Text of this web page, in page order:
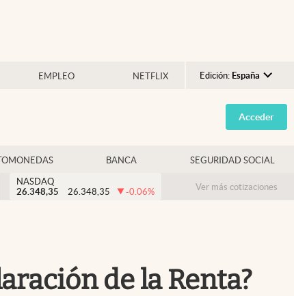
EMPLEO NETFLIX Edición: España
Argentina
España
USA
Colombia
Acceder
BANCA SEGURIDAD SOCIAL
NASDAQ
26.348,35
26.348,35 -0.06% Ver más cotizaciones
de la Renta?